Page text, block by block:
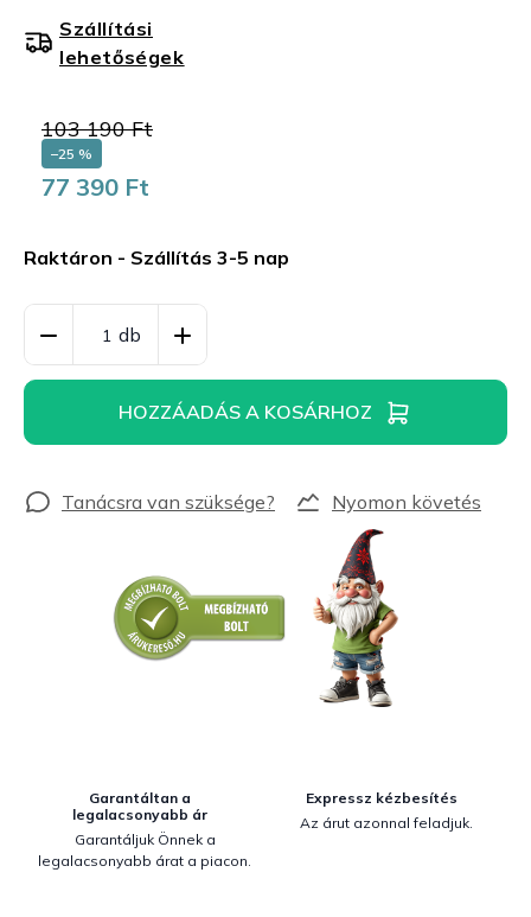
103 190 Ft
–25 %
77 390 Ft
Raktáron - Szállítás 3-5 nap
Szállítási
lehetőségek
HOZZÁADÁS A KOSÁRHOZ
Nyomon követés
Garantáltan a
legalacsonyabb ár
Garantáljuk Önnek a
legalacsonyabb árat a piacon.
Expressz kézbesítés
Az árut azonnal feladjuk.